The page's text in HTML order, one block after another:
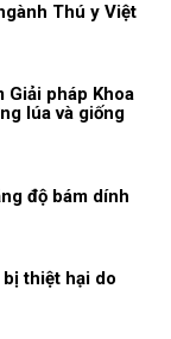
Thú y Việt
Giải pháp Khoa
lúa và giống
độ bám dính
thiệt hại do